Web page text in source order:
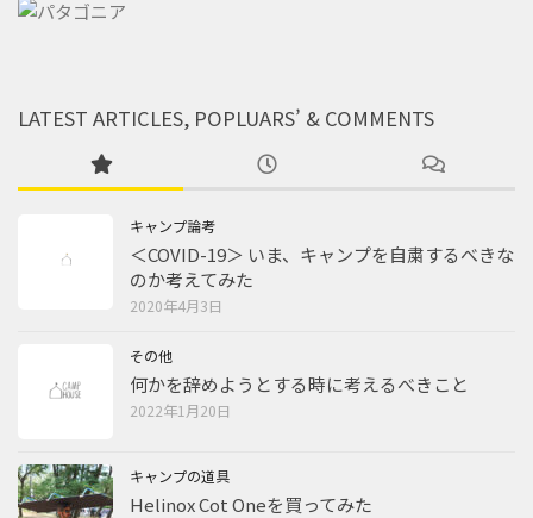
LATEST ARTICLES, POPLUARS’ & COMMENTS
キャンプ論考
＜COVID-19＞ いま、キャンプを自粛するべきな
のか考えてみた
2020年4月3日
その他
何かを辞めようとする時に考えるべきこと
2022年1月20日
キャンプの道具
Helinox Cot Oneを買ってみた